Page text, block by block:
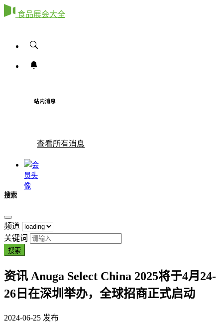
食品展会大全
站内消息
查看所有消息
搜索
频道
关键词
搜索
资讯Anuga Select China 2025将于4月24-
26日在深圳举办，全球招商正式启动
2024-06-25 发布